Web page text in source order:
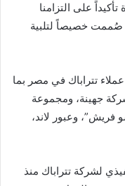
على التزامنا
صُممت خصيصاً لتلبية
تتراباك في مصر بما
جهينة، ومجموعة
فريش”، وعبور لاند،
لشركة تتراباك منذ